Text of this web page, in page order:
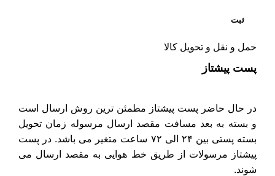
حمل و نقل و تحویل کالا
پست پیشتاز
در حال حاضر پست پیشتاز مطمئن ترین روش ارسال است
و بسته به بعد مسافت مقصد ارسال مرسوله زمان تحویل
بسته پستی بین ۲۴ الی ۷۲ ساعت متغیر می باشد. در پست
پیشتاز مرسولات از طریق خط هوایی به مقصد ارسال می
شوند.